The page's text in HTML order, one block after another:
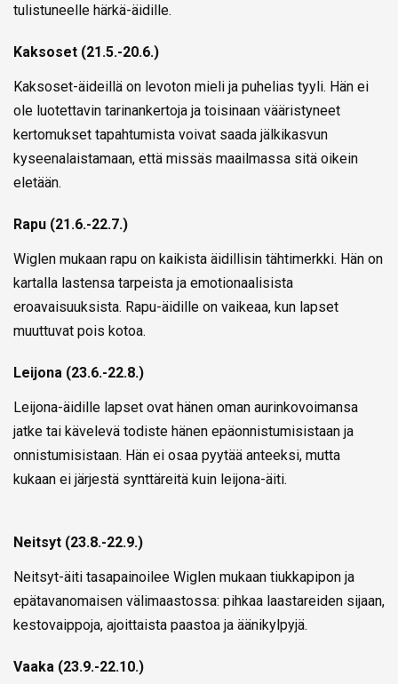
tulistuneelle härkä-äidille.
Kaksoset (21.5.-20.6.)
Kaksoset-äideillä on levoton mieli ja puhelias tyyli. Hän ei
ole luotettavin tarinankertoja ja toisinaan vääristyneet
kertomukset tapahtumista voivat saada jälkikasvun
kyseenalaistamaan, että missäs maailmassa sitä oikein
eletään.
Rapu (21.6.-22.7.)
Wiglen mukaan rapu on kaikista äidillisin tähtimerkki. Hän on
kartalla lastensa tarpeista ja emotionaalisista
eroavaisuuksista. Rapu-äidille on vaikeaa, kun lapset
muuttuvat pois kotoa.
Leijona (23.6.-22.8.)
Leijona-äidille lapset ovat hänen oman aurinkovoimansa
jatke tai kävelevä todiste hänen epäonnistumisistaan ja
onnistumisistaan. Hän ei osaa pyytää anteeksi, mutta
kukaan ei järjestä synttäreitä kuin leijona-äiti.
Neitsyt (23.8.-22.9.)
Neitsyt-äiti tasapainoilee Wiglen mukaan tiukkapipon ja
epätavanomaisen välimaastossa: pihkaa laastareiden sijaan,
kestovaippoja, ajoittaista paastoa ja äänikylpyjä.
Vaaka (23.9.-22.10.)